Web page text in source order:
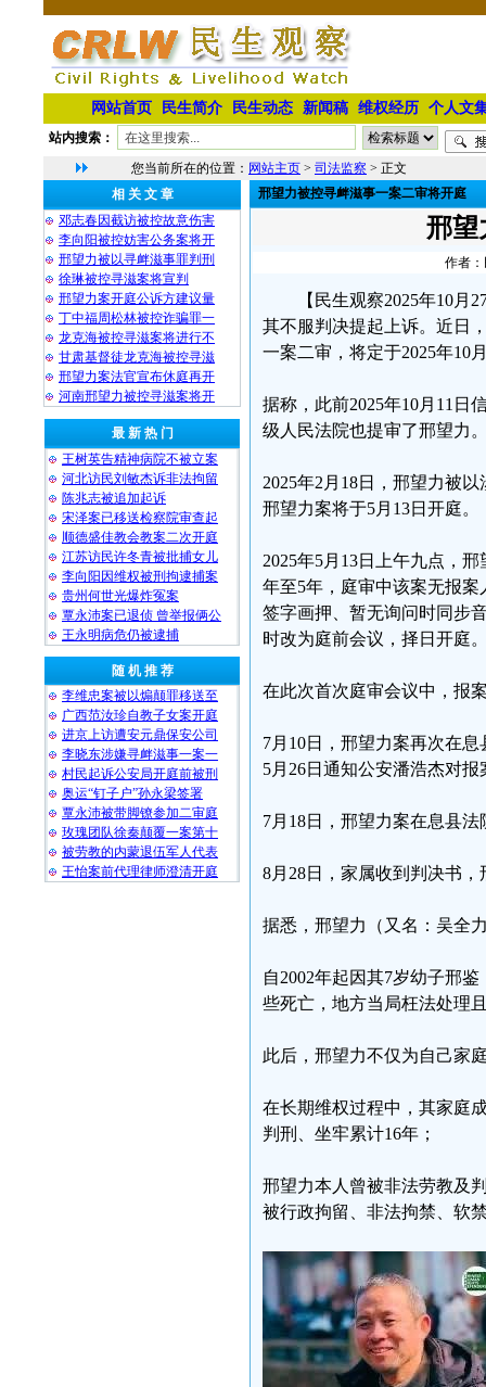
网站首页 民生简介 民生动态 新闻稿 维权经历 个人文
站内搜索：
您当前所在的位置： 网站主页 > 司法监察 > 正文
相 关 文 章
邓志春因截访被控故意伤害
李向阳被控妨害公务案将开
邢望力被以寻衅滋事罪判刑
徐琳被控寻滋案将宣判
邢望力案开庭公诉方建议量
丁中福周松林被控诈骗罪一
龙克海被控寻滋案将进行不
甘肃基督徒龙克海被控寻滋
邢望力案法官宣布休庭再开
河南邢望力被控寻滋案将开
最 新 热 门
王树英告精神病院不被立案
河北访民刘敏杰诉非法拘留
陈兆志被追加起诉
宋泽案已移送检察院审查起
顺德盛佳教会教案二次开庭
江苏访民许冬青被批捕女儿
李向阳因维权被刑拘逮捕案
贵州何世光爆炸冤案
覃永沛案已退侦 曾举报俩公
王永明病危仍被逮捕
随 机 推 荐
李维忠案被以煽颠罪移送至
广西范汝珍自教子女案开庭
进京上访遭安元鼎保安公司
李晓东涉嫌寻衅滋事一案一
村民起诉公安局开庭前被刑
奥运“钉子户”孙永梁签署
覃永沛被带脚镣参加二审庭
玫瑰团队徐秦颠覆一案第十
被劳教的内蒙退伍军人代表
王怡案前代理律师澄清开庭
邢望力被控寻衅滋事一案二审将开庭
邢望
作者：
【民生观察2025年10
其不服判决提起上诉。近日
一案二审，将定于2025年10
据称，此前2025年10月11日
级人民法院也提审了邢望力
2025年2月18日，邢望力被
邢望力案将于5月13日开庭。
2025年5月13日上午九点，
年至5年，庭审中该案无报
签字画押、暂无询问时同步
时改为庭前会议，择日开庭
在此次首次庭审会议中，报
7月10日，邢望力案再次在
5月26日通知公安潘浩杰对
7月18日，邢望力案在息县
8月28日，家属收到判决书
据悉，邢望力（又名：吴全
自2002年起因其7岁幼子邢
些死亡，地方当局枉法处理
此后，邢望力不仅为自己家
在长期维权过程中，其家庭
判刑、坐牢累计16年；
邢望力本人曾被非法劳教及
被行政拘留、非法拘禁、软